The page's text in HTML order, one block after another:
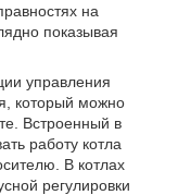
на
показывая
управления
который можно
Встроенный в
работу котла
В котлах
регулировки